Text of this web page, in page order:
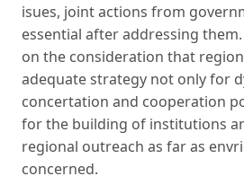
isues, joint actions from
essential after addressing
on the consideration that
adequate strategy not only for
concertation and cooperation
for the building of institutions
regional outreach as far as
concerned.